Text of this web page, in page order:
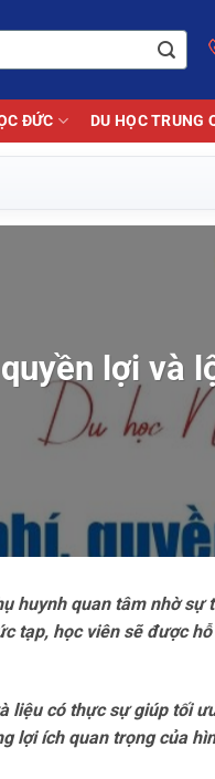
ĐỨC DU HỌC TRUNG
lợi và
huynh quan tâm nhờ
tạp, học viên sẽ được
có thực sự giúp tối
lợi ích quan trọng của